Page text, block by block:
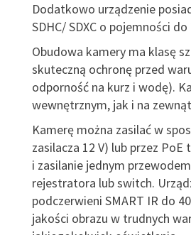
Dodatkowo urządzenie
SDHC/ SDXC o pojemności do
Obudowa kamery ma klasę
skuteczną ochronę przed
odporność na kurz i wodę).
wewnętrznym, jak i na
Kamerę można zasilać w
zasilacza 12 V) lub przez
i zasilanie jednym
rejestratora lub switch.
podczerwieni SMART IR do
jakości obrazu w trudnych